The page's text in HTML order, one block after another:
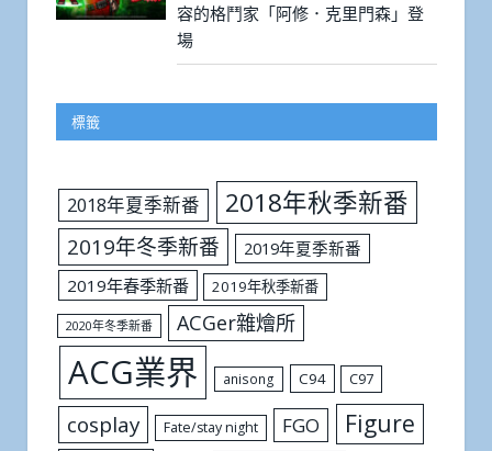
容的格鬥家「阿修．克里門森」登
場
標籤
2018年夏季新番 2018年秋季新番
2019年冬季新番
2019年夏季新番
2019年春季新番
2019年秋季新番
2020年冬季新番 ACGer雜燴所
ACG業界 anisong C94 C97
cosplay Fate/stay night FGO Figure